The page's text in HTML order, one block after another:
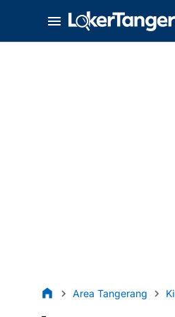
Area Tangerang